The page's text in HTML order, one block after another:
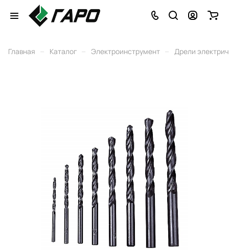
Главная – Каталог – Электроинструмент – Дрели